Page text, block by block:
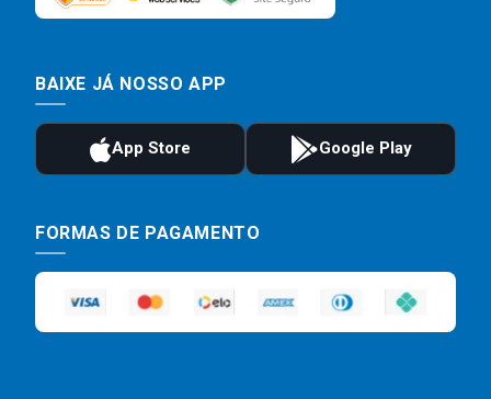
BAIXE JÁ NOSSO APP
FORMAS DE PAGAMENTO